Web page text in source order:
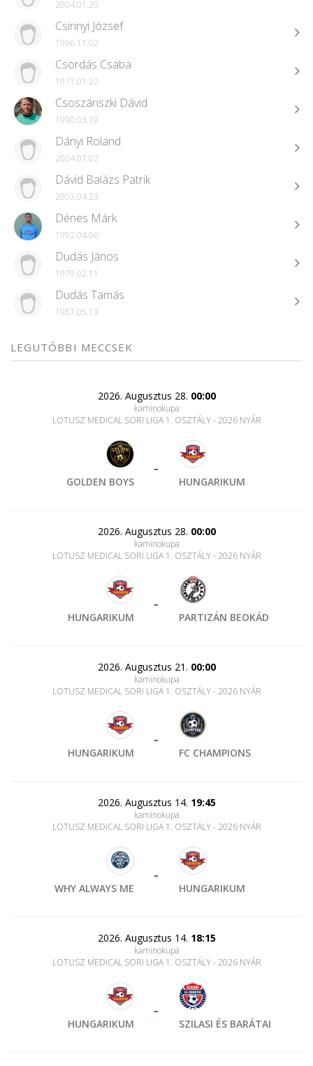
2004.01.20
Csirinyi József
1996.11.02
Csordás Csaba
1971.01.22
Csoszánszki Dávid
1990.03.19
Dányi Roland
2004.07.02
Dávid Balázs Patrik
2003.04.23
Dénes Márk
1992.04.06
Dudás János
1979.02.11
Dudás Tamás
1987.05.13
LEGUTÓBBI MECCSEK
2026. Augusztus 28. 00:00
kaminokupa
LOTUSZ MEDICAL SORI LIGA 1. OSZTÁLY - 2026 NYÁR
GOLDEN BOYS
-
HUNGARIKUM
2026. Augusztus 28. 00:00
kaminokupa
LOTUSZ MEDICAL SORI LIGA 1. OSZTÁLY - 2026 NYÁR
HUNGARIKUM
-
PARTIZÁN BEOKÁD
2026. Augusztus 21. 00:00
kaminokupa
LOTUSZ MEDICAL SORI LIGA 1. OSZTÁLY - 2026 NYÁR
HUNGARIKUM
-
FC CHAMPIONS
2026. Augusztus 14. 19:45
kaminokupa
LOTUSZ MEDICAL SORI LIGA 1. OSZTÁLY - 2026 NYÁR
WHY ALWAYS ME
-
HUNGARIKUM
2026. Augusztus 14. 18:15
kaminokupa
LOTUSZ MEDICAL SORI LIGA 1. OSZTÁLY - 2026 NYÁR
HUNGARIKUM
-
SZILASI ÉS BARÁTAI